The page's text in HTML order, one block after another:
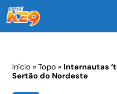
Início »Topo »Internautas
Sertão do Nordeste